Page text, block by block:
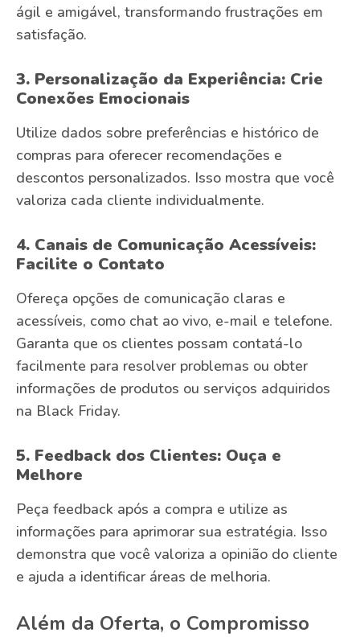
ágil e amigável, transformando frustrações em
satisfação.
3. Personalização da Experiência: Crie
Conexões Emocionais
Utilize dados sobre preferências e histórico de
compras para oferecer recomendações e
descontos personalizados. Isso mostra que você
valoriza cada cliente individualmente.
4. Canais de Comunicação Acessíveis:
Facilite o Contato
Ofereça opções de comunicação claras e
acessíveis, como chat ao vivo, e-mail e telefone.
Garanta que os clientes possam contatá-lo
facilmente para resolver problemas ou obter
informações de produtos ou serviços adquiridos
na Black Friday.
5. Feedback dos Clientes: Ouça e
Melhore
Peça feedback após a compra e utilize as
informações para aprimorar sua estratégia. Isso
demonstra que você valoriza a opinião do cliente
e ajuda a identificar áreas de melhoria.
Além da Oferta, o Compromisso